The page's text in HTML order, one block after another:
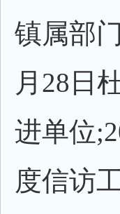
镇属部
月28日
进单位
度信访